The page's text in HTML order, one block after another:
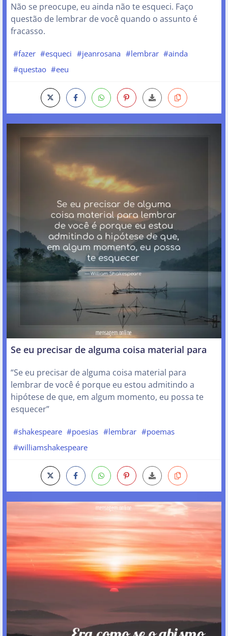
Não se preocupe, eu ainda não te esqueci. Faço
questão de lembrar de você quando o assunto é
fracasso.
#fazer #esqueci #jeanrosana #lembrar #ainda
#questao #eeu
Se eu precisar de alguma coisa material para
“Se eu precisar de alguma coisa material para
lembrar de você é porque eu estou admitindo a
hipótese de que, em algum momento, eu possa te
esquecer”
#shakespeare #poesias #lembrar #poemas
#williamshakespeare